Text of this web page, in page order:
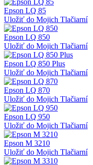
Epson LQ 85
Uložiť do Mojich Tlačiarní
Epson LQ 850
Uložiť do Mojich Tlačiarní
Epson LQ 850 Plus
Uložiť do Mojich Tlačiarní
Epson LQ 870
Uložiť do Mojich Tlačiarní
Epson LQ 950
Uložiť do Mojich Tlačiarní
Epson M 3210
Uložiť do Mojich Tlačiarní